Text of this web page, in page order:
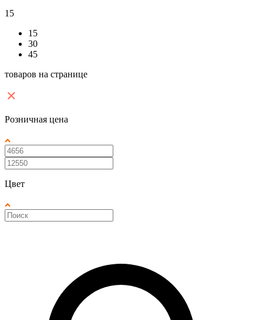
15
15
30
45
товаров на странице
Розничная цена
Цвет